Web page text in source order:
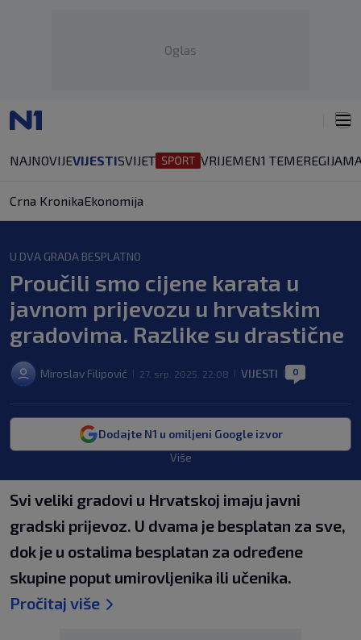
Oglas
NAJNOVIJEVIJESTISVIJET VRIJEMEN1 TEMEREGIJA
Crna KronikaEkonomija
U DVA GRADA BESPLATNO
Proučili smo cijene karata u
javnom prijevozu u hrvatskim
gradovima. Razlike su drastične
Miroslav Filipović 27. srp. 2025. 22:08 VIJESTI 0
Dodajte N1 u omiljeni Google izvor
Više
Svi veliki gradovi u Hrvatskoj imaju javni
gradski prijevoz. U dvama je besplatan za sve,
dok je u ostalima besplatan za određene
skupine poput umirovljenika ili učenika.
Pročitaj više